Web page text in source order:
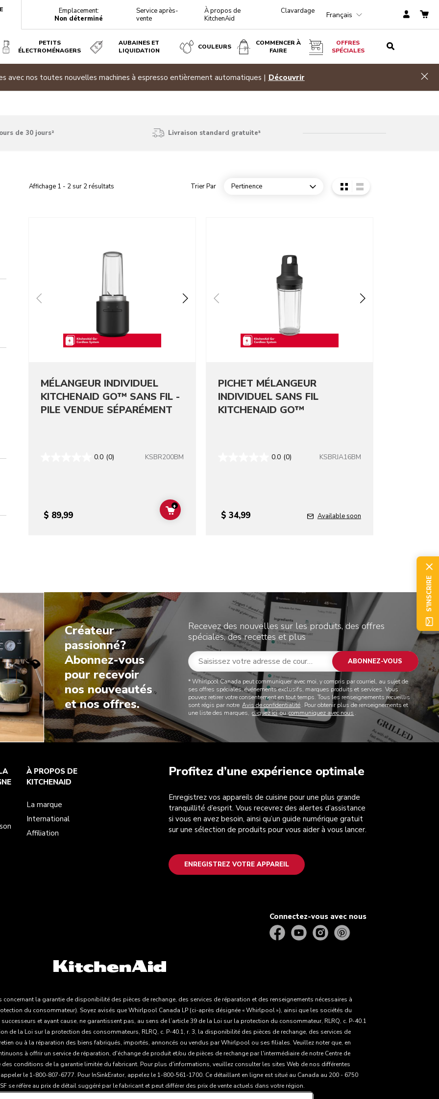
Emplacement:
Non déterminé
Service après-
vente
À propos de
KitchenAid
Clavardage Français
PETITS
ÉLECTROMÉNAGERS
AUBAINES ET
LIQUIDATION
COULEURS
COMMENCER À
FAIRE
OFFRES
SPÉCIALES
avec nos toutes nouvelles machines à espresso entièrement automatiques | Découvrir
de 30 jours² Livraison standard gratuite³
Affichage 1 - 2 sur 2résultats Trier Par Pertinence
Open dropdown
MÉLANGEUR INDIVIDUEL
KITCHENAID GO™ SANS FIL -
PILE VENDUE SÉPARÉMENT
0.0 (0) KSBR200BM
$ 89,99 ADD TO CART
+
PICHET MÉLANGEUR
INDIVIDUEL SANS FIL
KITCHENAID GO™
0.0 (0) KSBRJA16BM
$ 34,99 Available soon
Créateur
passionné?
Abonnez-vous
pour recevoir
nos nouveautés
et nos offres.
Recevez des nouvelles sur les produits, des offres
spéciales, des recettes et plus
ABONNEZ-VOUS
* Whirlpool Canada peut communiquer avec moi, y compris par courriel, au sujet de
ses offres spéciales, événements exclusifs, marques produits et services. Vous
pouvez retirer votre consentement en tout temps. Tous les renseignements recueillis
sont régis par notre Avis de confidentialité. Pour obtenir plus de renseignements et
une liste des marques, cliquez ici ou communiquez avec nous .
Profitez d’une expérience optimale
Enregistrez vos appareils de cuisine pour une plus grande
tranquillité d’esprit. Vous recevrez des alertes d’assistance
si vous en avez besoin, ainsi qu’un guide numérique gratuit
sur une sélection de produits pour vous aider à vous lancer.
ENREGISTREZ VOTRE APPAREIL
À PROPOS DE
KITCHENAID
La marque
International
Affiliation
Connectez-vous avec nous
la garantie de disponibilité des pièces de rechange, des services de réparation et des renseignements nécessaires à
du consommateur). Soyez avisés que Whirlpool Canada LP (ci-après désignée « Whirlpool »), ainsi que les sociétés du
et ayant cause, ne garantissent pas, au sens de l’article 39 de la Loi sur la protection du consommateur, RLRQ, c. P-40.1
de la Loi sur la protection des consommateurs, RLRQ, c. P-40.1, r. 3, la disponibilité des pièces de rechange, des services de
ou à la réparation des biens fabriqués, importés, annoncés ou vendus par Whirlpool ou ses filiales. Veuillez noter que, en
à offrir un service de réparation, d'échange de produit et/ou de pièces de rechange par l'intermédiaire de notre Centre de
des conditions de la garantie limitée du fabricant. Pour plus d'informations, veuillez consulter les sites Web de nos différentes
le 1-800-807-6777. Pour InSinkErator, appelez le 1-800-561-1700. Ce détaillant en ligne est situé au Canada au 200 - 6750
se réfère au prix de détail suggéré par le fabricant et peut différer des prix de vente actuels dans votre région.
S'INSCRIRE